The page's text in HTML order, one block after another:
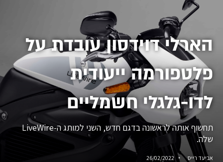
הארלי דוידסון עובדת על
פלטפורמה ייעודית
לדו-גלגלי חשמליים
תחשוף אותה לראשונה בדגם חדש, השני למותג ה-LiveWire
שלה.
אביעד רייס 26/02/2022